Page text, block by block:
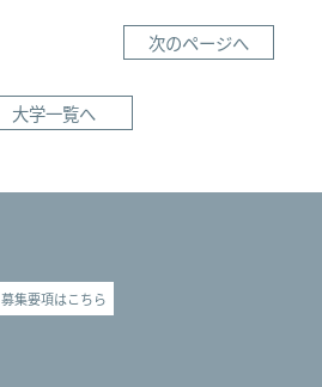
次のページへ
大学一覧へ
募集要項はこちら